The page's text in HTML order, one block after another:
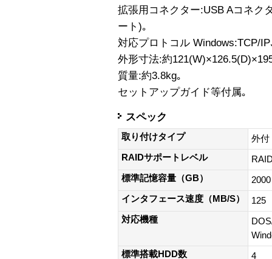
拡張用コネクター:USB Aコネク
ート)｡
対応プロトコル Windows:TCP/
外形寸法:約
質量:約3.8kg｡
セットアップガイド等付属｡
スペック
取り付けタイプ
外付
RAIDサポートレベル
標準記憶容量（GB）
2000
インタフェース速度（MB/S）
125
対応機種
標準搭載HDD数
4